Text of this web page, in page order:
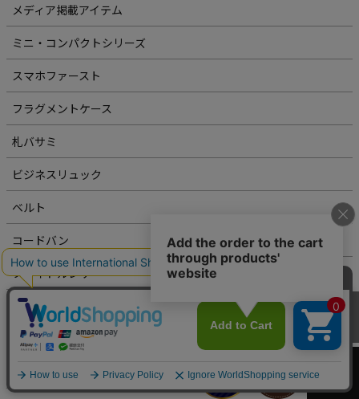
メディア掲載アイテム
ミニ・コンパクトシリーズ
スマホファースト
フラグメントケース
札バサミ
ビジネスリュック
ベルト
コードバン
ブライドルレザー
カーフレザー
シュリンクレザー
エキゾチックレザー（クロコダイル・リザード）
カートへ